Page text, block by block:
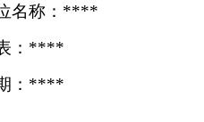
名称：****
：****
：****